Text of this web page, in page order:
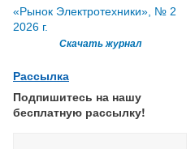
«Рынок Электротехники», № 2
2026 г.
Скачать журнал
Рассылка
Подпишитесь на нашу
бесплатную рассылку!